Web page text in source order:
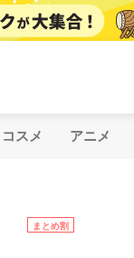
コスメ アニメ
まとめ割